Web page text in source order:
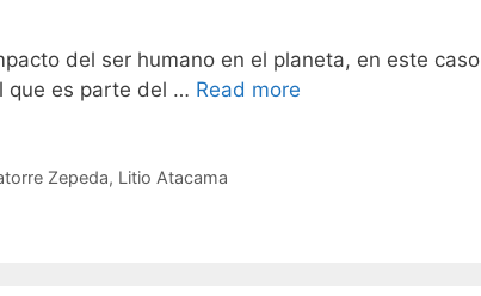
del ser humano en el planeta, en este caso
que es parte del … Read more
Zepeda, Litio Atacama